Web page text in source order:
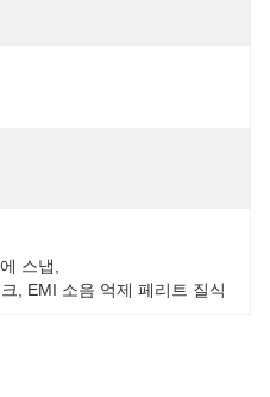
스냅
EMI 소음 억제 페리트 질식